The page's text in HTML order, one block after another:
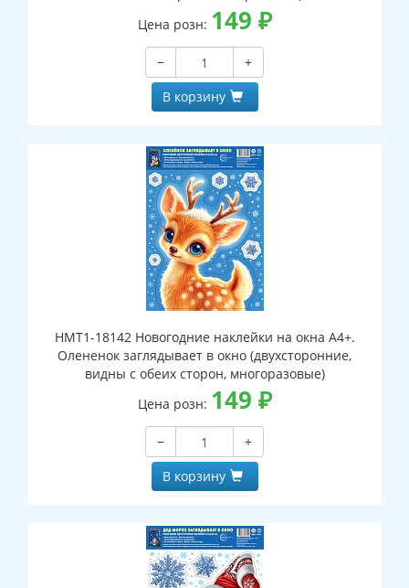
Цена розн: 149 ₽
−
+
В корзину
НМТ1-18142 Новогодние наклейки на окна А4+.
Олененок заглядывает в окно (двухсторонние,
видны с обеих сторон, многоразовые)
Цена розн: 149 ₽
−
+
В корзину